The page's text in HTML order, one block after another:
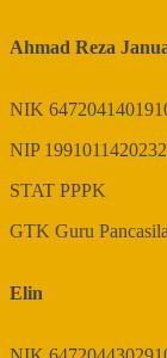
Ahmad Reza
NIK
NIP
STAT PPPK
GTK Guru Pancasila
Elin